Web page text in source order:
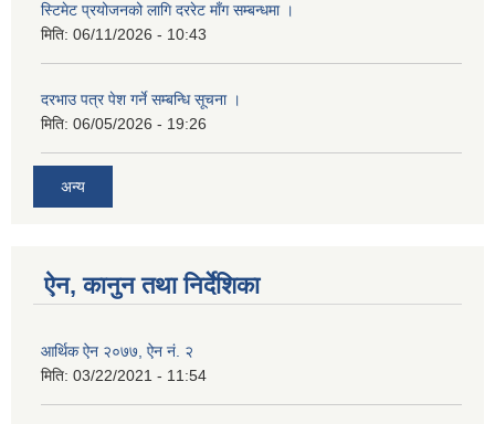
स्टिमेट प्रयोजनको लागि दररेट माँग सम्बन्धमा ।
मिति: 06/11/2026 - 10:43
दरभाउ पत्र पेश गर्ने सम्बन्धि सूचना ।
मिति: 06/05/2026 - 19:26
अन्य
ऐन, कानुन तथा निर्देशिका
आर्थिक ऐन २०७७, ऐन नं. २
मिति: 03/22/2021 - 11:54